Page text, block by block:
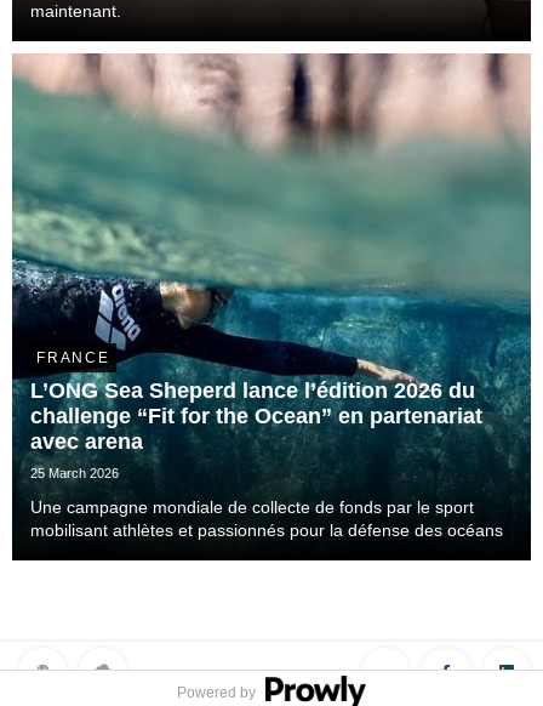
maintenant.
FRANCE
L’ONG Sea Sheperd lance l’édition 2026 du
challenge “Fit for the Ocean” en partenariat
avec arena
25 March 2026
Une campagne mondiale de collecte de fonds par le sport
mobilisant athlètes et passionnés pour la défense des océans
Powered by